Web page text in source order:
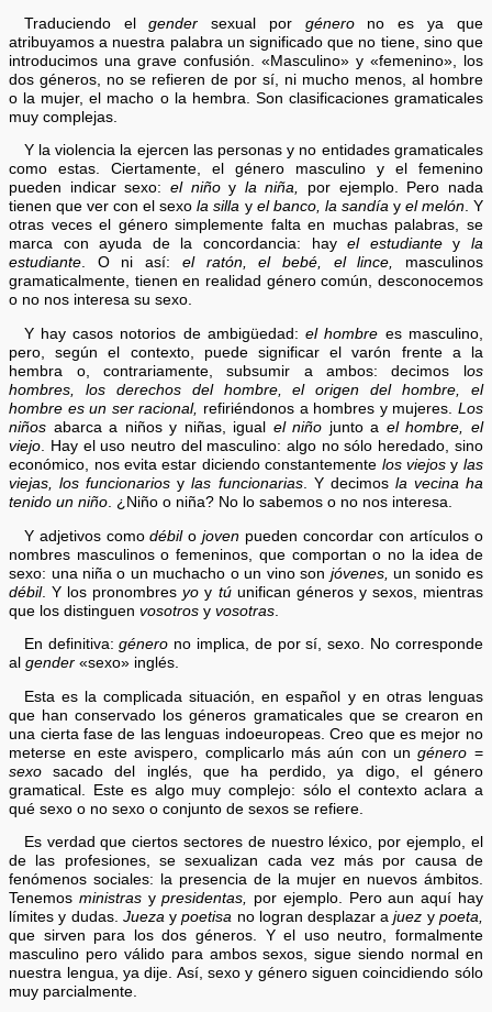
Traduciendo elgender sexual por génerono es ya que
atribuyamos a nuestra palabra un significado que no tiene, sino que
introducimos una grave confusión. «Masculino» y «femenino», los
dos géneros, no se refieren de por sí, ni mucho menos, al hombre
o la mujer, el macho o la hembra. Son clasificaciones gramaticales
muy complejas.
Y la violencia la ejercen las personas y no entidades gramaticales
como estas. Ciertamente, el género masculino y el femenino
pueden indicar sexo: el niñoy la niña, por ejemplo. Pero nada
tienen que ver con el sexola silla y el banco, la sandíay el melón. Y
otras veces el género simplemente falta en muchas palabras, se
marca con ayuda de la concordancia: hayel estudiantey la
estudiante. O ni así: el ratón, el bebé, el lince, masculinos
gramaticalmente, tienen en realidad género común, desconocemos
o no nos interesa su sexo.
Y hay casos notorios de ambigüedad:el hombre es masculino,
pero, según el contexto, puede significar el varón frente a la
hembra o, contrariamente, subsumir a ambos: decimos l os
hombres, los derechos del hombre, el origen del hombre, el
hombre es un ser racional, refiriéndonos a hombres y mujeres. Los
niños abarca a niños y niñas, igual el niño junto a el hombre, el
viejo . Hay el uso neutro del masculino: algo no sólo heredado, sino
económico, nos evita estar diciendo constantemente los viejos y las
viejas, los funcionarios ylas funcionarias. Y decimos la vecina ha
tenido un niño . ¿Niño o niña? No lo sabemos o no nos interesa.
Y adjetivos comodébilojoven pueden concordar con artículos o
nombres masculinos o femeninos, que comportan o no la idea de
sexo: una niña o un muchacho o un vino son jóvenes, un sonido es
débil. Y los pronombresyo y túunifican géneros y sexos, mientras
que los distinguenvosotros yvosotras
En definitiva:género no implica, de por sí, sexo. No corresponde
algender «sexo» inglés.
Esta es la complicada situación, en español y en otras lenguas
que han conservado los géneros gramaticales que se crearon en
una cierta fase de las lenguas indoeuropeas. Creo que es mejor no
meterse en este avispero, complicarlo más aún con ungénero =
sexo sacado del inglés, que ha perdido, ya digo, el género
gramatical. Este es algo muy complejo: sólo el contexto aclara a
qué sexo o no sexo o conjunto de sexos se refiere.
Es verdad que ciertos sectores de nuestro léxico, por ejemplo, el
de las profesiones, se sexualizan cada vez más por causa de
fenómenos sociales: la presencia de la mujer en nuevos ámbitos.
Tenemos ministrasypresidentas, por ejemplo. Pero aun aquí hay
límites y dudas. Juezaypoetisa no logran desplazar ajuez y poeta,
que sirven para los dos géneros. Y el uso neutro, formalmente
masculino pero válido para ambos sexos, sigue siendo normal en
nuestra lengua, ya dije. Así, sexo y género siguen coincidiendo sólo
muy parcialmente.